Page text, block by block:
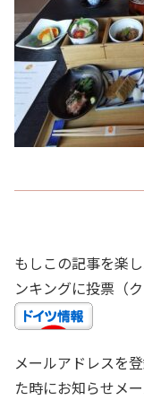
もしこの記事を楽
ンキングに投票（
メールアドレスを
た時にお知らせメ